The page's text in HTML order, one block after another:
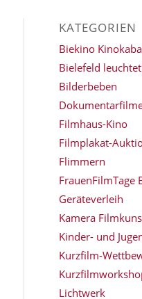
KATEGORIEN
Biekino
Bielefeld
Bilderbeben
Filmhaus-Kino
Filmplakat-
Flimmern
FrauenFilmTage
Geräteverleih
Kamera
Kinder- und
Kurzfilm-
Lichtwerk